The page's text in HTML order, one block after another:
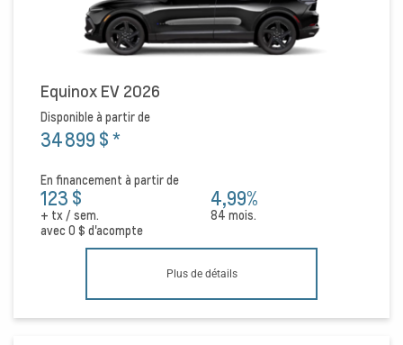
Equinox EV 2026
Disponible à partir de
34 899 $*
En financement à partir de
123 $
+ tx / sem.
4,99%
84 mois.
avec0 $ d'acompte
Plus de détails